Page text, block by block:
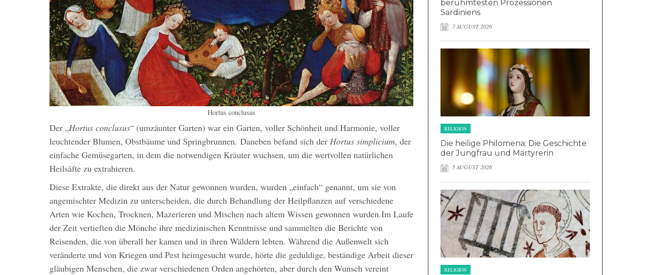
Hortus conclusus
Der „Hortus conclusus“ (umzäunter Garten) war ein Garten, voller Schönheit und Harmonie, voller
leuchtender Blumen, Obstbäume und Springbrunnen. Daneben befand sich der Hortus simplicium, der
einfache Gemüsegarten, in dem die notwendigen Kräuter wuchsen, um die wertvollen natürlichen
Heilsäfte zu extrahieren.
Diese Extrakte, die direkt aus der Natur gewonnen wurden, wurden „einfach“ genannt, um sie von
angemischter Medizin zu unterscheiden, die durch Behandlung der Heilpflanzen auf verschiedene
Arten wie Kochen, Trocknen, Mazerieren und Mischen nach altem Wissen gewonnen wurden.Im Laufe
der Zeit vertieften die Mönche ihre medizinischen Kenntnisse und sammelten die Berichte von
Reisenden, die von überall her kamen und in ihren Wäldern lebten. Während die Außenwelt sich
veränderte und von Kriegen und Pest heimgesucht wurde, hörte die geduldige, beständige Arbeit dieser
gläubigen Menschen, die zwar verschiedenen Orden angehörten, aber durch den Wunsch vereint
berühmtesten Prozessionen
Sardiniens
7 AUGUST 2026
RELIGION
Die heilige Philomena: Die Geschichte
der Jungfrau und Märtyrerin
5 AUGUST 2026
RELIGION